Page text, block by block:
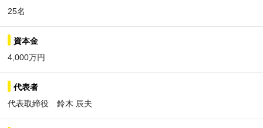
25名
資本金
4,000万円
代表者
代表取締役 鈴木 辰夫